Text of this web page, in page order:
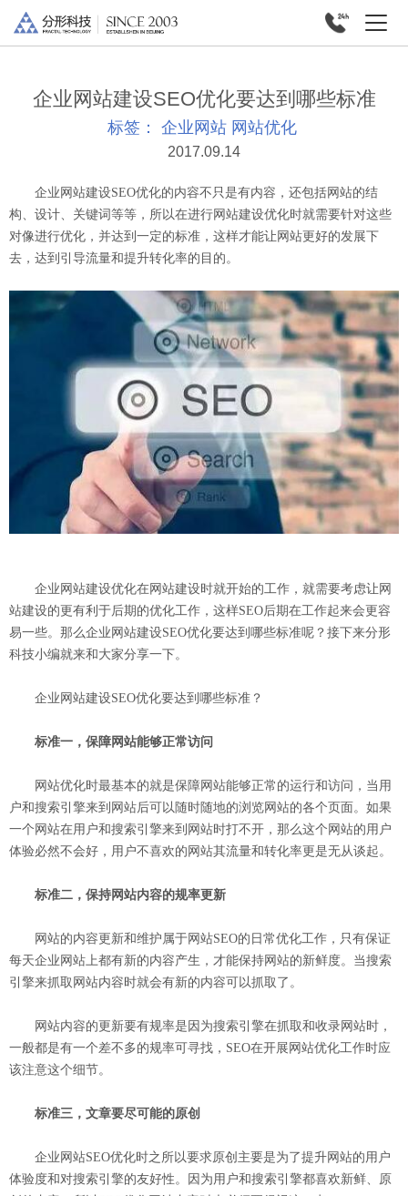
企业网站建设SEO优化要达到哪些标准
标签： 企业网站 网站优化
2017.09.14
企业网站建设SEO优化的内容不只是有内容，还包括网站的结
构、设计、关键词等等，所以在进行网站建设优化时就需要针对这些
对像进行优化，并达到一定的标准，这样才能让网站更好的发展下
去，达到引导流量和提升转化率的目的。
企业网站建设优化在网站建设时就开始的工作，就需要考虑让网
站建设的更有利于后期的优化工作，这样SEO后期在工作起来会更容
易一些。那么企业网站建设SEO优化要达到哪些标准呢？接下来分形
科技小编就来和大家分享一下。
企业网站建设SEO优化要达到哪些标准？
标准一，保障网站能够正常访问
网站优化时最基本的就是保障网站能够正常的运行和访问，当用
户和搜索引擎来到网站后可以随时随地的浏览网站的各个页面。如果
一个网站在用户和搜索引擎来到网站时打不开，那么这个网站的用户
体验必然不会好，用户不喜欢的网站其流量和转化率更是无从谈起。
标准二，保持网站内容的规率更新
网站的内容更新和维护属于网站SEO的日常优化工作，只有保证
每天企业网站上都有新的内容产生，才能保持网站的新鲜度。当搜索
引擎来抓取网站内容时就会有新的内容可以抓取了。
网站内容的更新要有规率是因为搜索引擎在抓取和收录网站时，
一般都是有一个差不多的规率可寻找，SEO在开展网站优化工作时应
该注意这个细节。
标准三，文章要尽可能的原创
企业网站SEO优化时之所以要求原创主要是为了提升网站的用户
体验度和对搜索引擎的友好性。因为用户和搜索引擎都喜欢新鲜、原